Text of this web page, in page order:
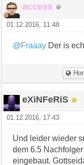
access
01.12.2016, 11:48
@Fraaay Der is
eXiNFeRiS
01.12.2016, 17:43
Und leider wieder
dem 6.5
eingebaut.